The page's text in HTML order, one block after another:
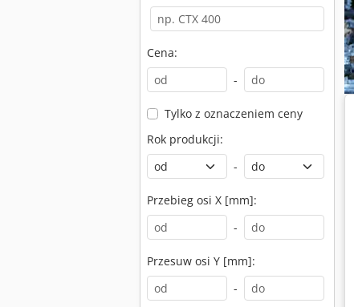
Cena:
-
Tylko z oznaczeniem ceny
Rok produkcji:
-
Przebieg osi X [mm]:
-
Przesuw osi Y [mm]:
-